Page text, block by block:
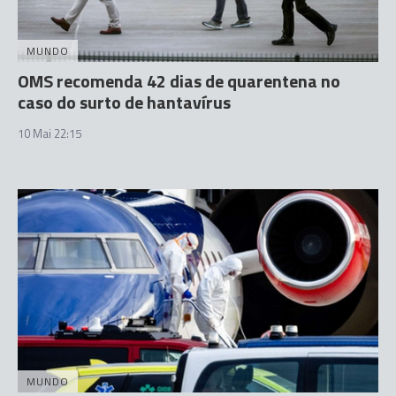
MUNDO
OMS recomenda 42 dias de quarentena no
caso do surto de hantavírus
10 Mai 22:15
MUNDO